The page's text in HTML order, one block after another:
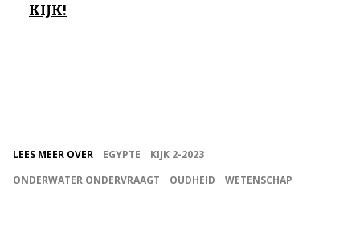
KIJK!
LEES MEER OVER EGYPTE
KIJK 2-2023
ONDERWATER ONDERVRAAGT
OUDHEID WETENSCHAP